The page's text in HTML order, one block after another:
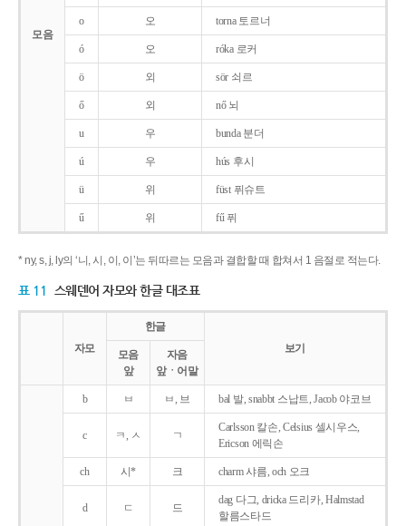
모음
o 오 torna 토르너
ó 오 róka 로커
ö 외 sör 쇠르
ő 외 nő 뇌
u 우 bunda 분더
ú 우 hús 후시
ü 위 füst 퓌슈트
ű 위 fű 퓌
* ny, s, j, ly의 ‘니, 시, 이, 이’는 뒤따르는 모음과 결합할 때 합쳐서 1 음절로 적는다.
표 11 스웨덴어 자모와 한글 대조표
자모
한글
보기
모음
앞
자음
앞ㆍ어말
b ㅂ ㅂ, 브 bal 발, snabbt 스납트, Jacob 야코브
c ㅋ, ㅅ ㄱ
Carlsson 칼손, Celsius 셀시우스,
Ericson 에릭손
ch 시* 크 charm 샤름, och 오크
d ㄷ 드
dag 다그, dricka 드리카, Halmstad
할름스타드